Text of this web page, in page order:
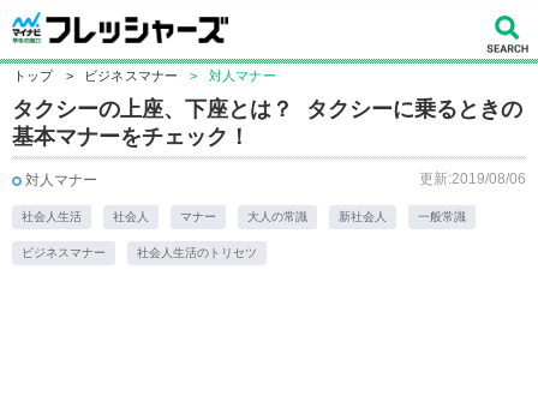
トップ > ビジネスマナー > 対人マナー
タクシーの上座、下座とは？ タクシーに乗るときの
基本マナーをチェック！
対人マナー 更新:2019/08/06
社会人生活 社会人 マナー 大人の常識 新社会人 一般常識
ビジネスマナー 社会人生活のトリセツ